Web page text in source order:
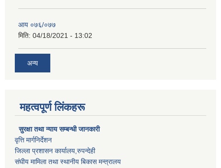
आय ०७६/०७७
मिति: 04/18/2021 - 13:02
अन्य
महत्वपूर्ण लिंकहरू
सुरक्षा तथा न्याय सम्बन्धी जानकारी
वृत्ति मार्गनिर्देशन
जिल्ला प्रशासन कार्यालय,रुपन्देही
संघीय मामिला तथा स्थानीय बिकास मन्त्रालय